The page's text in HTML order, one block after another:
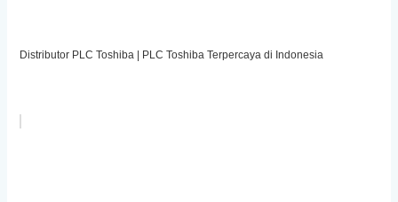
Distributor PLC Toshiba | PLC Toshiba Terpercaya di Indonesia